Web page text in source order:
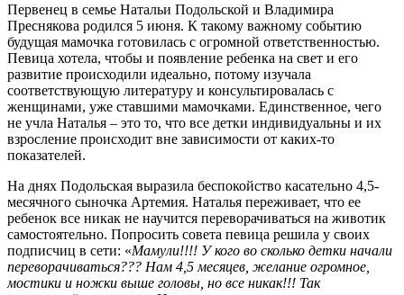
Первенец в семье Натальи Подольской и Владимира
Преснякова родился 5 июня. К такому важному событию
будущая мамочка готовилась с огромной ответственностью.
Певица хотела, чтобы и появление ребенка на свет и его
развитие происходили идеально, потому изучала
соответствующую литературу и консультировалась с
женщинами, уже ставшими мамочками. Единственное, чего
не учла Наталья – это то, что все детки индивидуальны и их
взросление происходит вне зависимости от каких-то
показателей.
На днях Подольская выразила беспокойство касательно 4,5-
месячного сыночка Артемия. Наталья переживает, что ее
ребенок все никак не научится переворачиваться на животик
самостоятельно. Попросить совета певица решила у своих
подписчиц в сети: «Мамули!!!! У кого во сколько детки начали
переворачиваться??? Нам 4,5 месяцев, желание огромное,
мостики и ножки выше головы, но все никак!!! Так